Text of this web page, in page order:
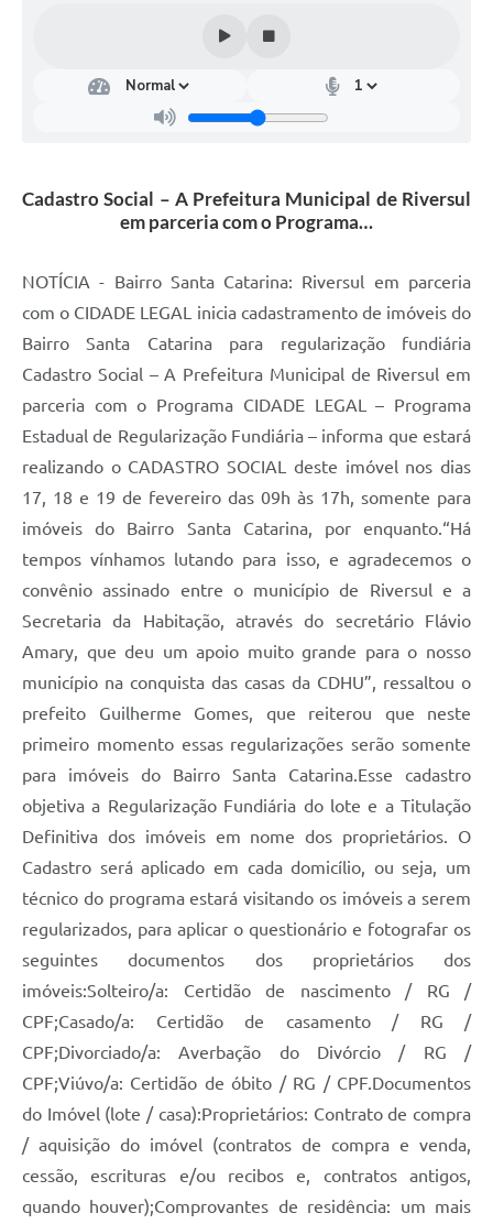
Cadastro Social – A Prefeitura Municipal de Riversul
em parceria com o Programa…
NOTÍCIA - Bairro Santa Catarina: Riversul em parceria
com o CIDADE LEGAL inicia cadastramento de imóveis do
Bairro Santa Catarina para regularização fundiária
Cadastro Social – A Prefeitura Municipal de Riversul em
parceria com o Programa CIDADE LEGAL – Programa
Estadual de Regularização Fundiária – informa que estará
realizando o CADASTRO SOCIAL deste imóvel nos dias
17, 18 e 19 de fevereiro das 09h às 17h, somente para
imóveis do Bairro Santa Catarina, por enquanto.“Há
tempos vínhamos lutando para isso, e agradecemos o
convênio assinado entre o município de Riversul e a
Secretaria da Habitação, através do secretário Flávio
Amary, que deu um apoio muito grande para o nosso
município na conquista das casas da CDHU”, ressaltou o
prefeito Guilherme Gomes, que reiterou que neste
primeiro momento essas regularizações serão somente
para imóveis do Bairro Santa Catarina.Esse cadastro
objetiva a Regularização Fundiária do lote e a Titulação
Definitiva dos imóveis em nome dos proprietários. O
Cadastro será aplicado em cada domicílio, ou seja, um
técnico do programa estará visitando os imóveis a serem
regularizados, para aplicar o questionário e fotografar os
seguintes documentos dos proprietários dos
imóveis:Solteiro/a: Certidão de nascimento / RG /
CPF;Casado/a: Certidão de casamento / RG /
CPF;Divorciado/a: Averbação do Divórcio / RG /
CPF;Viúvo/a: Certidão de óbito / RG / CPF.Documentos
do Imóvel (lote / casa):Proprietários: Contrato de compra
/ aquisição do imóvel (contratos de compra e venda,
cessão, escrituras e/ou recibos e, contratos antigos,
quando houver);Comprovantes de residência: um mais